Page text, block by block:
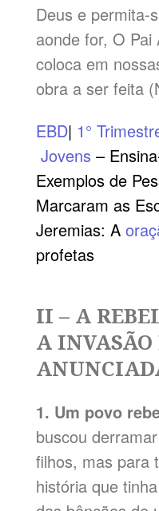
Deus e permita-
aonde for, O
coloca em
obra a ser feita
EBD| 1°
Jovens –
Exemplos de
Marcaram as
Jeremias: A
profetas
II – A
A INVASÃO
1. Um povo
buscou
filhos, mas para
história que